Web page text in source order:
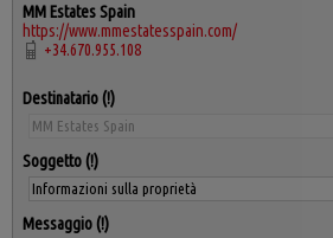
MM Estates Spain
https://www.mmestatesspain.com/
+34.670.955.108
Destinatario
Soggetto
Messaggio